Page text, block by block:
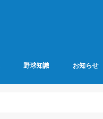
野球知識 お知らせ